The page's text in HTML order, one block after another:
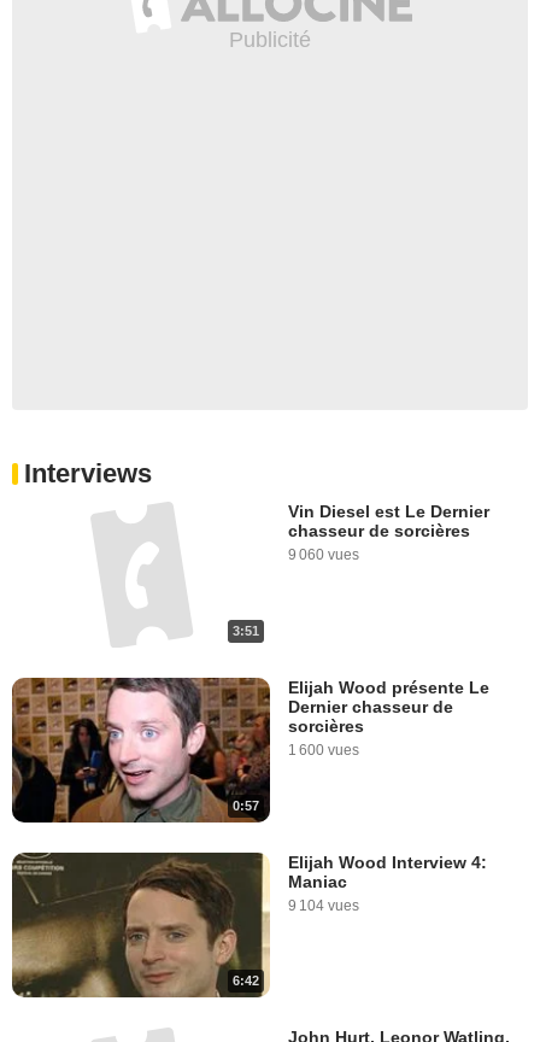
Interviews
3:51
Vin Diesel est Le Dernier
chasseur de sorcières
9 060 vues
0:57
Elijah Wood présente Le
Dernier chasseur de
sorcières
1 600 vues
6:42
Elijah Wood Interview 4:
Maniac
9 104 vues
John Hurt, Leonor Watling,